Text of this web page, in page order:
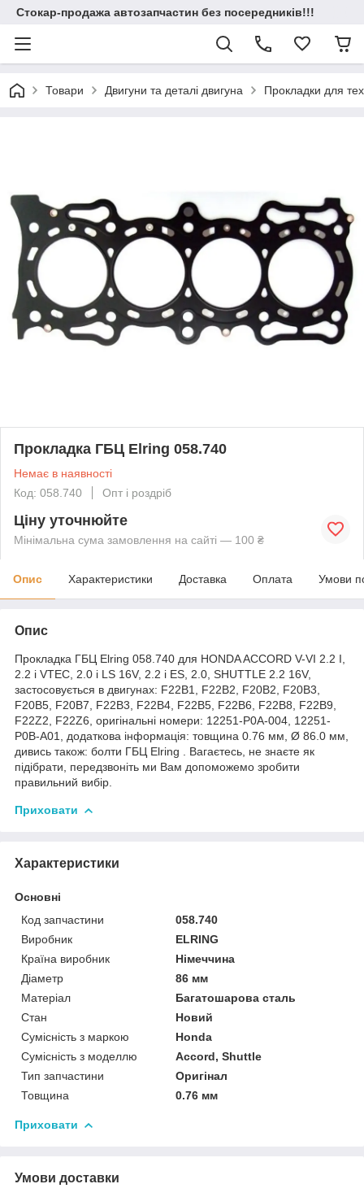
Стокар-продажа автозапчастин без посередників!!!
Товари Двигуни та деталі двигуна Прокладки для
Прокладка ГБЦ Elring 058.740
Немає в наявності
Код: 058.740
Опт і роздріб
Ціну уточнюйте
Мінімальна сума замовлення на сайті — 100 ₴
Опис Характеристики Доставка Оплата Умови
Опис
Прокладка ГБЦ Elring 058.740 для HONDA ACCORD V-VI 2.2 I,
2.2 i VTEC, 2.0 i LS 16V, 2.2 i ES, 2.0, SHUTTLE 2.2 16V,
застосовується в двигунах: F22B1, F22B2, F20B2, F20B3,
F20B5, F20B7, F22B3, F22B4, F22B5, F22B6, F22B8, F22B9,
F22Z2, F22Z6, оригінальні номери: 12251-P0A-004, 12251-
P0B-A01, додаткова інформація: товщина 0.76 мм, Ø 86.0 мм,
дивись також: болти ГБЦ Elring . Вагаєтесь, не знаєте як
підібрати, передзвоніть ми Вам допоможемо зробити
правильний вибір.
Приховати
Характеристики
Основні
Код запчастини
058.740
Виробник
ELRING
Країна виробник
Німеччина
Діаметр
86 мм
Матеріал
Багатошарова сталь
Стан
Новий
Сумісність з маркою
Honda
Сумісність з моделлю
Accord, Shuttle
Тип запчастини
Оригінал
Товщина
0.76 мм
Приховати
Умови доставки